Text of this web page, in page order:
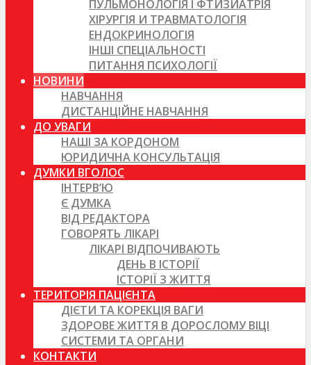
ПУЛЬМОНОЛОГІЯ І ФТИЗИАТРІЯ
ХІРУРГІЯ И ТРАВМАТОЛОГІЯ
ЕНДОКРИНОЛОГІЯ
ІНШІ СПЕЦІАЛЬНОСТІ
ПИТАННЯ ПСИХОЛОГІЇ
НОВИНИ
НАВЧАННЯ
ДИСТАНЦІЙНЕ НАВЧАННЯ
ДО УВАГИ
НАШІ ЗА КОРДОНОМ
ЮРИДИЧНА КОНСУЛЬТАЦІЯ
ДУМКИ ВГОЛОС
ІНТЕРВ’Ю
Є ДУМКА
ВІД РЕДАКТОРА
ГОВОРЯТЬ ЛІКАРІ
ЛІКАРІ ВІДПОЧИВАЮТЬ
ДЕНЬ В ІСТОРІЇ
ІСТОРІЇ З ЖИТТЯ
ТЕРИТОРІЯ ПАЦІЄНТА
ДІЄТИ ТА КОРЕКЦІЯ ВАГИ
ЗДОРОВЕ ЖИТТЯ В ДОРОСЛОМУ ВІЦІ
СИСТЕМИ ТА ОРГАНИ
КОНТАКТИ